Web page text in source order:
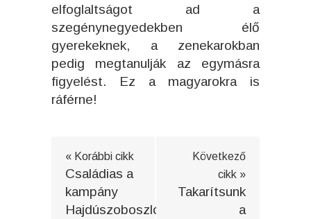
elfoglaltságot ad a
szegénynegyedekben élő
gyerekeknek, a zenekarokban
pedig megtanulják az egymásra
figyelést. Ez a magyarokra is
ráférne!
« Korábbi cikk
Családias a
kampány
Hajdúszoboszlón
Következő
cikk »
Takarítsunk
a